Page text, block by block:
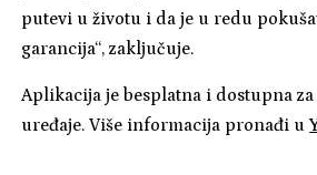
putevi u životu i da je u redu
garancija“, zaključuje.
Aplikacija je besplatna i dostupna
uređaje. Više informacija pronađi u